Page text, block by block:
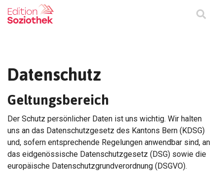
Datenschutz
Geltungsbereich
Der Schutz persönlicher Daten ist uns wichtig. Wir halten
uns an das Datenschutzgesetz des Kantons Bern (KDSG)
und, sofern entsprechende Regelungen anwendbar sind, an
das eidgenössische Datenschutzgesetz (DSG) sowie die
europäische Datenschutzgrundverordnung (DSGVO).